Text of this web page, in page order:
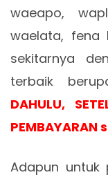
waeapo,
waelata, fena
sekitarnya
terbaik
DAHULU,
PEMBAYARAN
Adapun untuk